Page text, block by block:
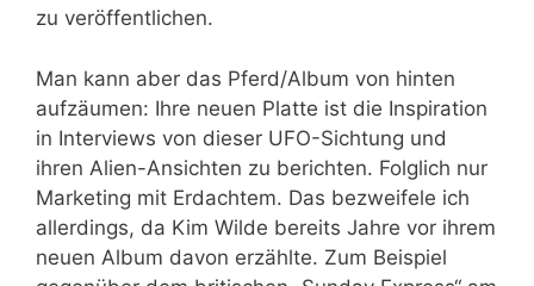
zu veröffentlichen.
Man kann aber das Pferd/Album von hinten
aufzäumen: Ihre neuen Platte ist die Inspiration
in Interviews von dieser UFO-Sichtung und
ihren Alien-Ansichten zu berichten. Folglich nur
Marketing mit Erdachtem. Das bezweifele ich
allerdings, da Kim Wilde bereits Jahre vor ihrem
neuen Album davon erzählte. Zum Beispiel